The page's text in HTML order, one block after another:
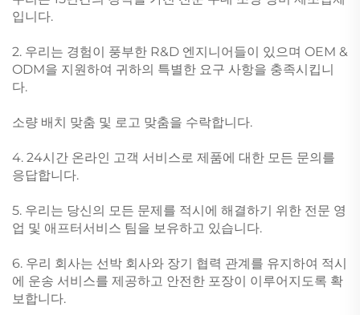
입니다.
2. 우리는 경험이 풍부한 R&D 엔지니어들이 있으며 OEM &
ODM을 지원하여 귀하의 특별한 요구 사항을 충족시킵니
다.
소량 배치 맞춤 및 로고 맞춤을 수락합니다.
4. 24시간 온라인 고객 서비스로 제품에 대한 모든 문의를
응답합니다.
5. 우리는 당신의 모든 문제를 적시에 해결하기 위한 전문 영
업 및 애프터서비스 팀을 보유하고 있습니다.
6. 우리 회사는 선박 회사와 장기 협력 관계를 유지하여 적시
에 운송 서비스를 제공하고 안전한 포장이 이루어지도록 확
보합니다.